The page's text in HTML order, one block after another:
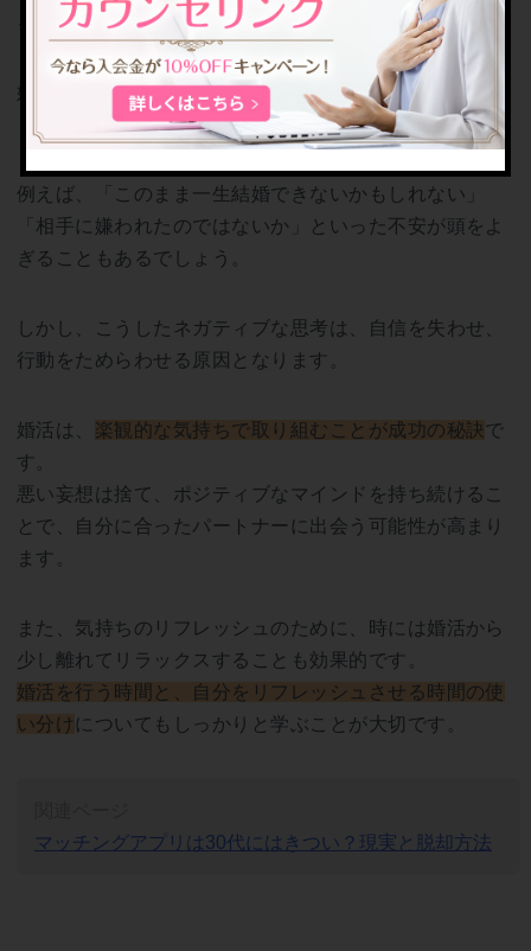
る妨げになります。
婚活がうまくいかないと、つい悪い方向にばかり考えて
しまいがちです。
例えば、「このまま一生結婚できないかもしれない」
「相手に嫌われたのではないか」といった不安が頭をよ
ぎることもあるでしょう。
しかし、こうしたネガティブな思考は、自信を失わせ、
行動をためらわせる原因となります。
婚活は、 楽観的な気持ちで取り組むことが成功の秘訣で
す。
悪い妄想は捨て、ポジティブなマインドを持ち続けるこ
とで、自分に合ったパートナーに出会う可能性が高まり
ます。
また、気持ちのリフレッシュのために、時には婚活から
少し離れてリラックスすることも効果的です。
婚活を行う時間と、自分をリフレッシュさせる時間の使
い分け についてもしっかりと学ぶことが大切です。
マッチングアプリは30代にはきつい？現実と脱却方法